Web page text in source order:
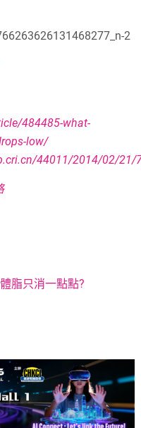
484485-what-
low/
44011/2014/02/21/
脂只消一點點?